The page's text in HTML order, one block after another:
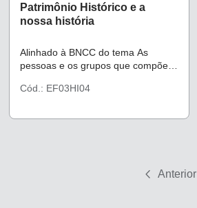
Patrimônio Histórico e a
nossa história
Alinhado à BNCC do tema As
pessoas e os grupos que compõem
Cód.: EF03HI04
Anterior